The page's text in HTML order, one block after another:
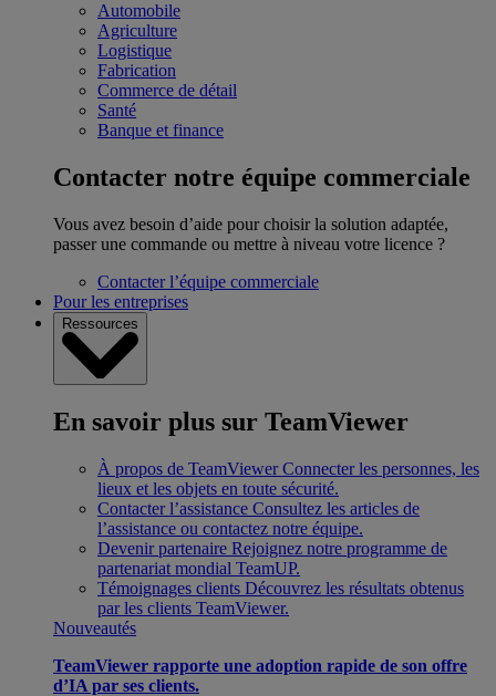
Automobile
Agriculture
Logistique
Fabrication
Commerce de détail
Santé
Banque et finance
Contacter notre équipe commerciale
Vous avez besoin d’aide pour choisir la solution adaptée,
passer une commande ou mettre à niveau votre licence ?
Contacter l’équipe commerciale
Pour les entreprises
Ressources
En savoir plus sur TeamViewer
À propos de TeamViewer Connecter les personnes, les
lieux et les objets en toute sécurité.
Contacter l’assistance Consultez les articles de
l’assistance ou contactez notre équipe.
Devenir partenaire Rejoignez notre programme de
partenariat mondial TeamUP.
Témoignages clients Découvrez les résultats obtenus
par les clients TeamViewer.
Nouveautés
TeamViewer rapporte une adoption rapide de son offre
d’IA par ses clients.